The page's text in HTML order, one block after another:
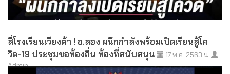
สี่โรงเรียนเวียงต้า ! อ.ลอง ผนึกกำลังพร้อมเปิดเรียนสู้โค
วิด-19 ประชุมขอท้องถิ่น ท้องที่สนับสนุน
17 พ.ค. 2563 น.
Admin